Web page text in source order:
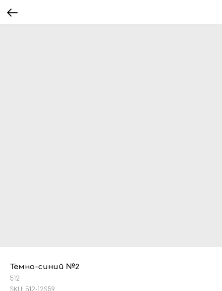
Тёмно-синий №2
512
SKU: 512-12S59